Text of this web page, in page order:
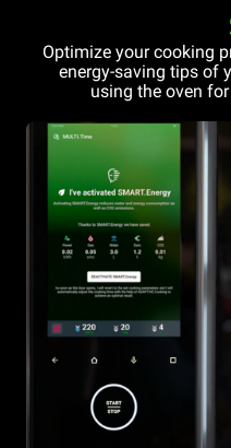
Optimize your cooking
energy-saving tips of
using the oven